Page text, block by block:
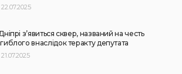
22.07.2025
з’явиться сквер, названий на честь
внаслідок теракту депутата
21.07.2025